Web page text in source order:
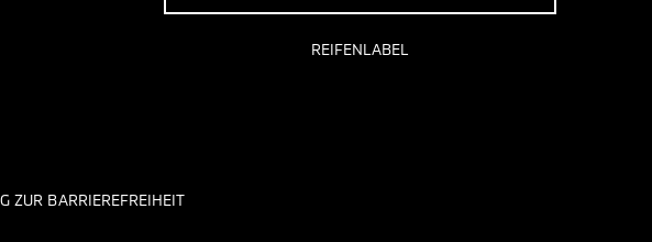
REIFENLABEL
ZUR BARRIEREFREIHEIT